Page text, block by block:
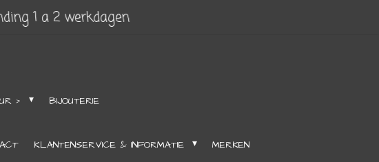
1 a 2 werkdagen
> BIJOUTERIE
KLANTENSERVICE & INFORMATIE MERKEN